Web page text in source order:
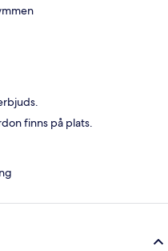
finns på plats.